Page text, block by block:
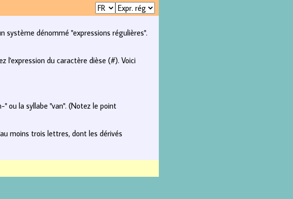
système dénommé "expressions régulières".
l'expression du caractère dièse (#). Voici
ou la syllabe "van". (Notez le point
moins trois lettres, dont les dérivés